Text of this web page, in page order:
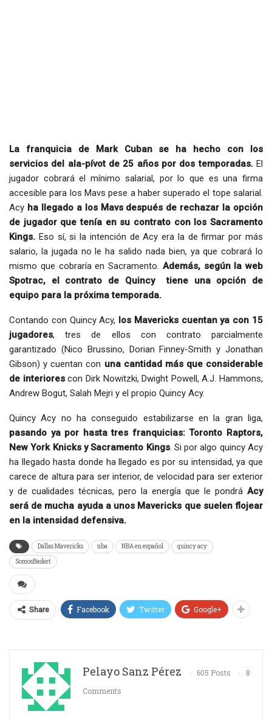
La franquicia de Mark Cuban se ha hecho con los
servicios del ala-pívot de 25 años por dos temporadas. El
jugador cobrará el mínimo salarial, por lo que es una firma
accesible para los Mavs pese a haber superado el tope salarial.
Acy ha llegado a los Mavs después de rechazar la opción
de jugador que tenía en su contrato con los Sacramento
Kings. Eso sí, si la intención de Acy era la de firmar por más
salario, la jugada no le ha salido nada bien, ya que cobrará lo
mismo que cobraría en Sacramento. Además, según la web
Spotrac, el contrato de Quincy tiene una opción de
equipo para la próxima temporada.
Contando con Quincy Acy, los Mavericks cuentan ya con 15
jugadores, tres de ellos con contrato parcialmente
garantizado (Nico Brussino, Dorian Finney-Smith y Jonathan
Gibson) y cuentan con una cantidad más que considerable
de interiorescon Dirk Nowitzki, Dwight Powell, A.J. Hammons,
Andrew Bogut, Salah Mejri y el propio Quincy Acy.
Quincy Acy no ha conseguido estabilizarse en la gran liga,
pasando ya por hasta tres franquicias: Toronto Raptors,
New York Knicks y Sacramento Kings. Si por algo quincy Acy
ha llegado hasta donde ha llegado es por su intensidad, ya que
carece de altura para ser interior, de velocidad para ser exterior
y de cualidades técnicas, pero la energía que le pondrá Acy
será de mucha ayuda a unos Mavericks que suelen flojear
en la intensidad defensiva.
Dallas Mavericks nba NBA en español
quincy acy
SomosBasket
Share Facebook Twitter Google+
Pelayo Sanz Pérez 605 Posts
8
Comments